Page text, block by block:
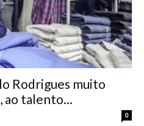
Rodrigues muito
ao talento...
0